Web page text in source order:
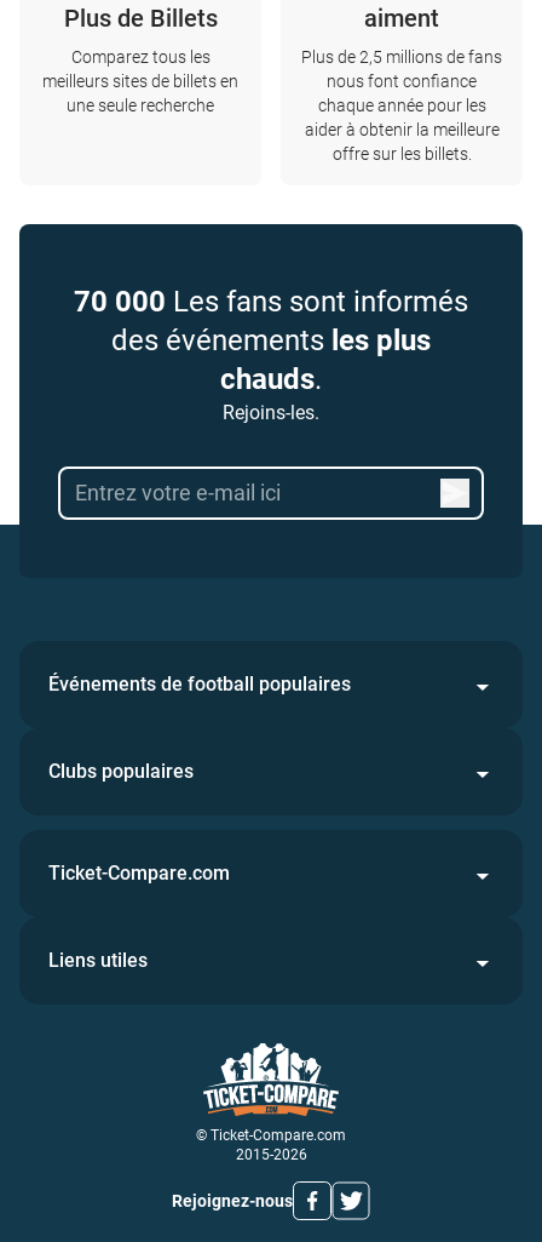
Plus de Billets
Comparez tous les
meilleurs sites de billets en
une seule recherche
aiment
Plus de 2,5 millions de fans
nous font confiance
chaque année pour les
aider à obtenir la meilleure
offre sur les billets.
70 000 Les fans sont informés
des événements les plus
chauds.
Rejoins-les.
Événements de football populaires
Clubs populaires
© Ticket-Compare.com
2015-2026
Rejoignez-nous
Ticket-Compare.com
Liens utiles